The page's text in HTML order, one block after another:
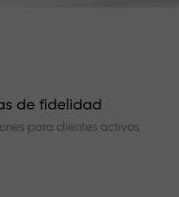
de fidelidad
para clientes activos